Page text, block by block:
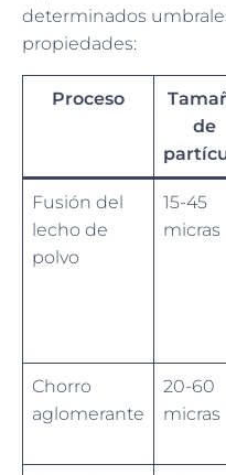
determinados
propiedades:
Proceso
de
Fusión del
lecho de
polvo
15-45
micras
Chorro
aglomerante
20-60
micras